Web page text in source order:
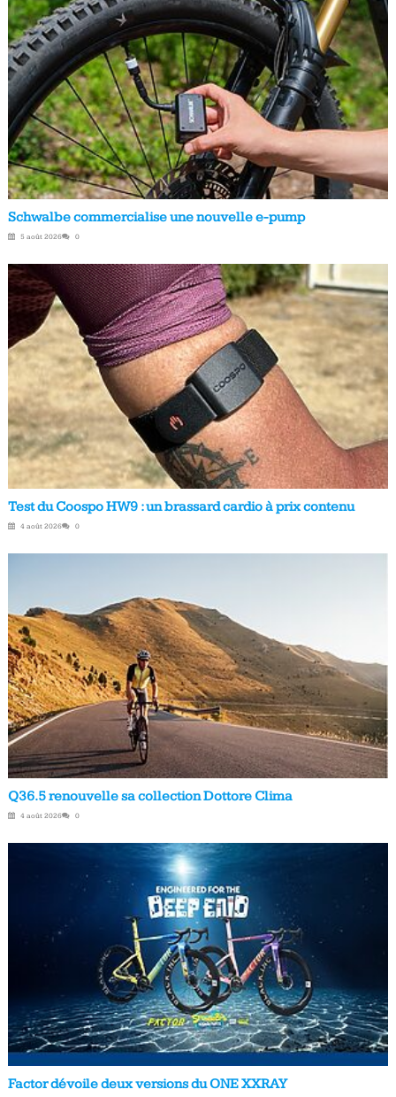
Schwalbe commercialise une nouvelle e-pump
5 août 2026 0
Test du Coospo HW9 : un brassard cardio à prix contenu
4 août 2026 0
Q36.5 renouvelle sa collection Dottore Clima
4 août 2026 0
Factor dévoile deux versions du ONE XXRAY